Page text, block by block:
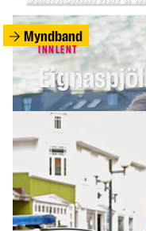
Myndband
INNLENT